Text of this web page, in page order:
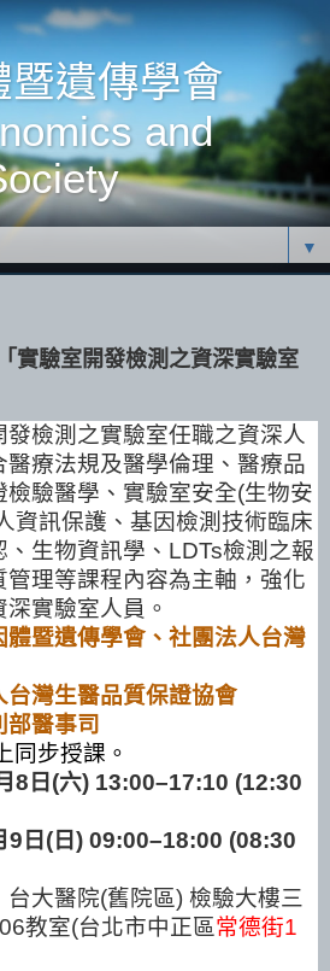
暨遺傳學會
and
▼
實驗室開發檢測之資深實驗室
檢測之實驗室任職之資深人
醫療法規及醫學倫理、醫療品
驗醫學、實驗室安全(生物安
資訊保護、基因檢測技術臨床
生物資訊學、 LDTs檢測之報
理等課程內容為主軸，強化
實驗室人員。
體暨遺傳學會 、 社團法人台灣
灣生醫品質保證協會
醫事司
同步授課。
8 日 (六) 13:00–17:10 (12:30
9 日 ( 日 ) 09:00–18:00 (08:30
台大醫院(舊院區) 檢驗大樓三
教室(台北市中正區常德街1